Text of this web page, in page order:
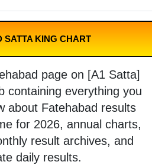
SATTA KING CHART
page on [A1 Satta]
containing everything you
about Fatehabad results
for 2026, annual charts,
result archives, and
daily results.